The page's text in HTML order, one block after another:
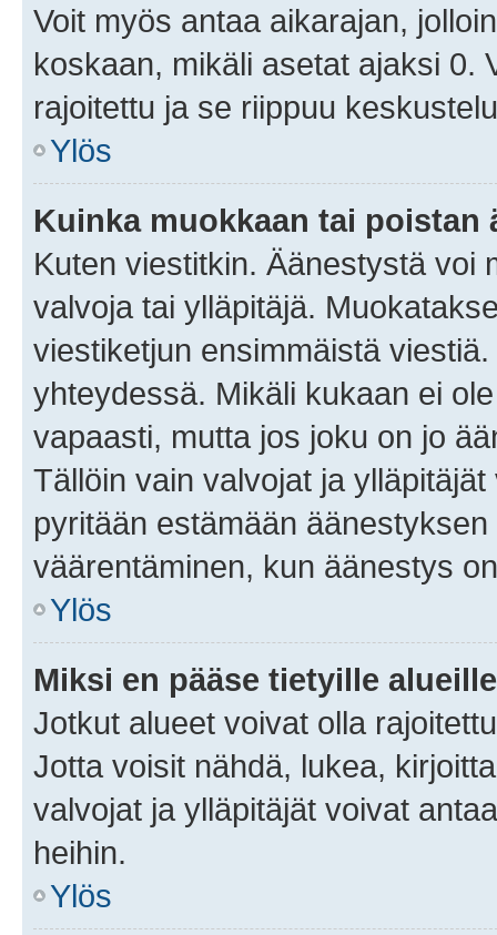
Voit myös antaa aikarajan,
koskaan, mikäli asetat ajaksi 0.
rajoitettu ja se riippuu
Ylös
Kuinka muokkaan tai poistan
Kuten viestitkin. Äänestystä voi
valvoja tai ylläpitäjä.
viestiketjun ensimmäistä
yhteydessä. Mikäli kukaan ei
vapaasti, mutta jos joku on jo
Tällöin vain valvojat ja
pyritään estämään
väärentäminen, kun äänestys
Ylös
Miksi en pääse tietyille
Jotkut alueet voivat olla
Jotta voisit nähdä, lukea,
valvojat ja ylläpitäjät voivat
heihin.
Ylös